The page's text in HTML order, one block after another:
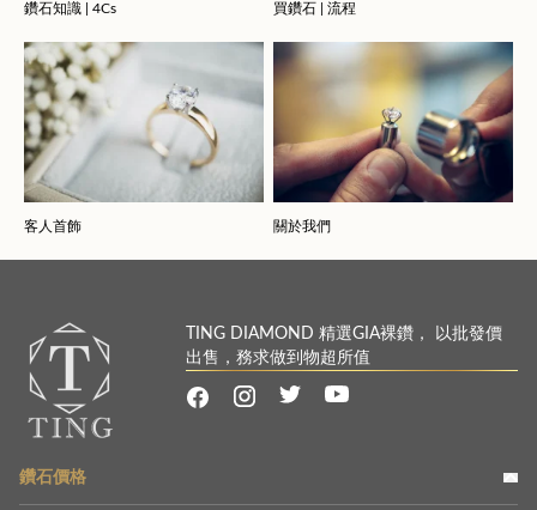
鑽石知識 | 4Cs 買鑽石 | 流程
客人首飾 關於我們
TING DIAMOND 精選GIA裸鑽， 以批發價
出售，務求做到物超所值
鑽石價格